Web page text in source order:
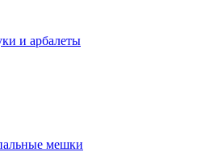
и арбалеты
мешки